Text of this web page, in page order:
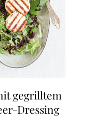
gegrilltem
Dressing